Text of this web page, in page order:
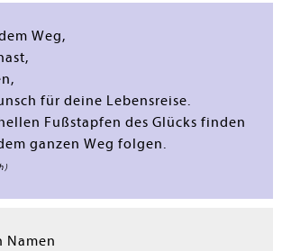
Weg,
für deine Lebensreise.
Fußstapfen des Glücks finden
ganzen Weg folgen.
Namen